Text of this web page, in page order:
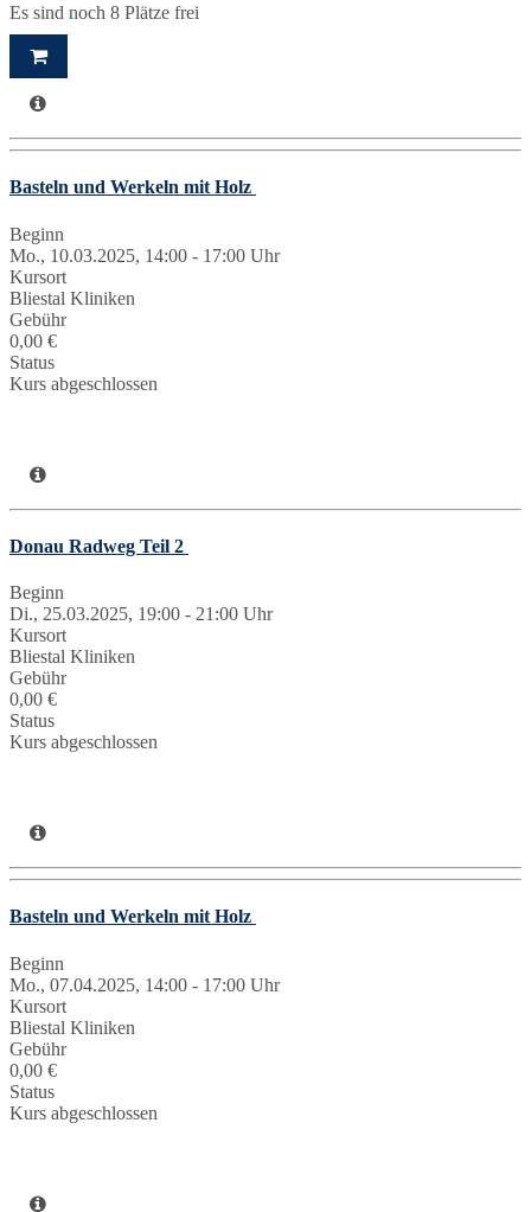
Es sind noch 8 Plätze frei
Basteln und Werkeln mit Holz
Beginn
Mo., 10.03.2025, 14:00 - 17:00 Uhr
Kursort
Bliestal Kliniken
Gebühr
0,00 €
Status
Kurs abgeschlossen
Donau Radweg Teil 2
Beginn
Di., 25.03.2025, 19:00 - 21:00 Uhr
Kursort
Bliestal Kliniken
Gebühr
0,00 €
Status
Kurs abgeschlossen
Basteln und Werkeln mit Holz
Beginn
Mo., 07.04.2025, 14:00 - 17:00 Uhr
Kursort
Bliestal Kliniken
Gebühr
0,00 €
Status
Kurs abgeschlossen